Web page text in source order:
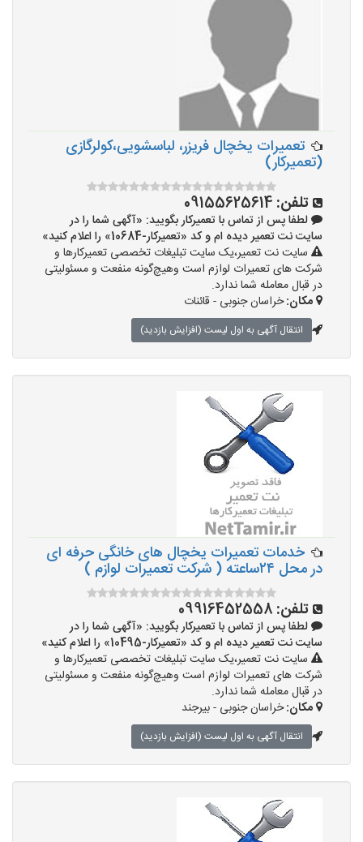
تعمیرات یخچال فریزر، لباسشویی،کولرگازی
(تعمیرکار)
تلفن: 09155625614
لطفا پس از تماس با تعمیرکار بگویید: «آگهی شما را در
سایت نت تعمیر دیده ام و کد «تعمیرکار-10684» را اعلام کنید»
سایت نت تعمیر،یک سایت تبلیغات تخصصی تعمیرکارها و
شرکت های تعمیرات لوازم است وهیچ‌گونه منفعت و مسئولیتی
در قبال معامله شما ندارد.
مکان:خراسان جنوبی - قائنات
انتقال آگهی به اول لیست (افزایش بازدید)
خدمات تعمیرات یخچال های خانگی حرفه ای
در محل ۲۴ساعته ( شرکت تعمیرات لوازم )
تلفن: 09916452558
لطفا پس از تماس با تعمیرکار بگویید: «آگهی شما را در
سایت نت تعمیر دیده ام و کد «تعمیرکار-10495» را اعلام کنید»
سایت نت تعمیر،یک سایت تبلیغات تخصصی تعمیرکارها و
شرکت های تعمیرات لوازم است وهیچ‌گونه منفعت و مسئولیتی
در قبال معامله شما ندارد.
مکان:خراسان جنوبی - بیرجند
انتقال آگهی به اول لیست (افزایش بازدید)